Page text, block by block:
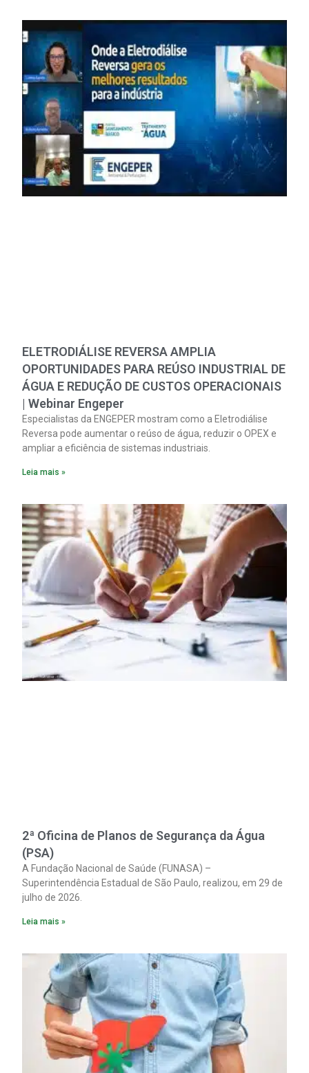
ELETRODIÁLISE REVERSA AMPLIA
OPORTUNIDADES PARA REÚSO INDUSTRIAL DE
ÁGUA E REDUÇÃO DE CUSTOS OPERACIONAIS
| Webinar Engeper
Especialistas da ENGEPER mostram como a Eletrodiálise
Reversa pode aumentar o reúso de água, reduzir o OPEX e
ampliar a eficiência de sistemas industriais.
Leia mais »
2ª Oficina de Planos de Segurança da Água
(PSA)
A Fundação Nacional de Saúde (FUNASA) –
Superintendência Estadual de São Paulo, realizou, em 29 de
julho de 2026.
Leia mais »